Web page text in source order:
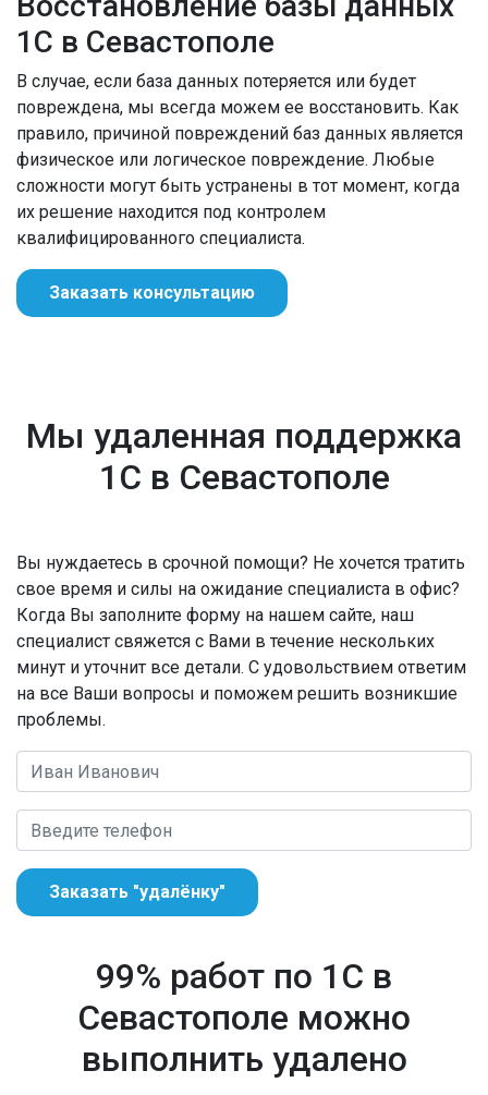
1С в Севастополе
В случае, если база данных потеряется или будет
повреждена, мы всегда можем ее восстановить. Как
правило, причиной повреждений баз данных является
физическое или логическое повреждение. Любые
сложности могут быть устранены в тот момент, когда
их решение находится под контролем
квалифицированного специалиста.
Заказать консультацию
Мы удаленная поддержка
1С в Севастополе
Вы нуждаетесь в срочной помощи? Не хочется тратить
свое время и силы на ожидание специалиста в офис?
Когда Вы заполните форму на нашем сайте, наш
специалист свяжется с Вами в течение нескольких
минут и уточнит все детали. С удовольствием ответим
на все Ваши вопросы и поможем решить возникшие
проблемы.
Заказать "удалёнку"
99% работ по 1С в
Севастополе можно
выполнить удалено